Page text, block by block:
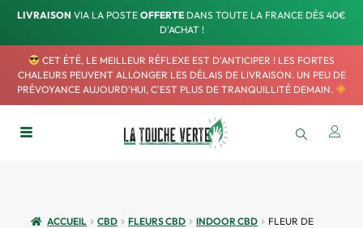
LIVRAISON VIA LA POSTE OFFERTE DANS TOUTE LA FRANCE DÈS 40€
D'ACHAT !
CET ÉTÉ, LE MEILLEUR RÉFLEXE EST D'ANTICIPER ! LES FORTES
CHALEURS PEUVENT ALLONGER LES DÉLAIS DE LIVRAISON. UN PEU DE
PRÉVOYANCE AUJOURD'HUI, C'EST PLUS DE TRANQUILLITÉ DEMAIN.
ACCUEIL CBD FLEURS CBD INDOOR CBD
FLEUR DE